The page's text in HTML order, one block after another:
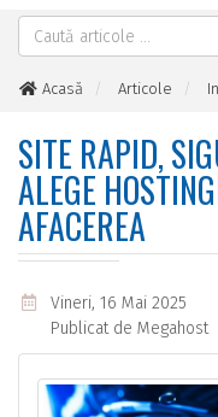
Acasă Articole
SITE RAPID,
ALEGE
AFACEREA
Vineri, 16 Mai 2025
Publicat de Megahost